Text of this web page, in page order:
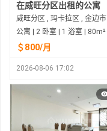
在威旺分区出租的公寓
威旺分区 , 玛卡拉区 , 金边市
公寓 | 2 卧室 | 1 浴室 | 80m²
＄800/月
2026-08-06 17:02